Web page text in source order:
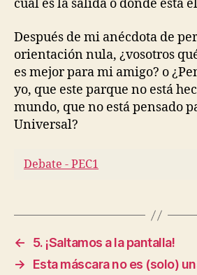
cuál es la salida o dónde está
Después de mi anécdota de
orientación nula, ¿vosotros
es mejor para mi amigo? o
yo, que este parque no está
mundo, que no está pensado
Universal?
Debate - PEC1
←
5. ¡Saltamos a la pantalla!
→
Esta máscara no es (solo)